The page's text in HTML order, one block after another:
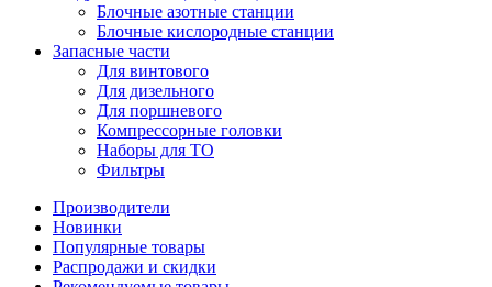
Блочные азотные станции
Блочные кислородные станции
Запасные части
Для винтового
Для дизельного
Для поршневого
Компрессорные головки
Наборы для ТО
Фильтры
Производители
Новинки
Популярные товары
Распродажи и скидки